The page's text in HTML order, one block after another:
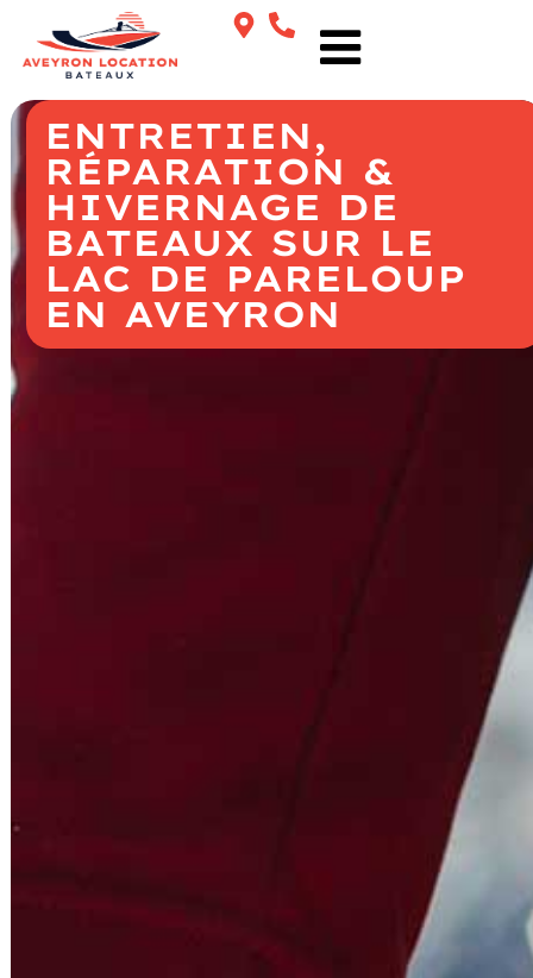
ENTRETIEN,
RÉPARATION &
HIVERNAGE DE
BATEAUX SUR LE
LAC DE PARELOUP
EN AVEYRON